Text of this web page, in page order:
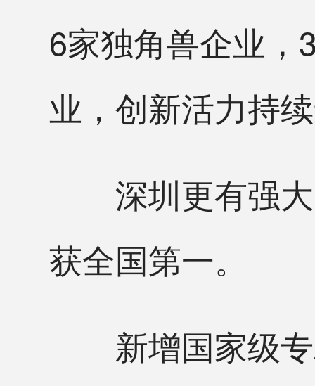
6家独角兽企业，
业，创新活力持
深圳更有强大
获全国第一。
新增国家级专